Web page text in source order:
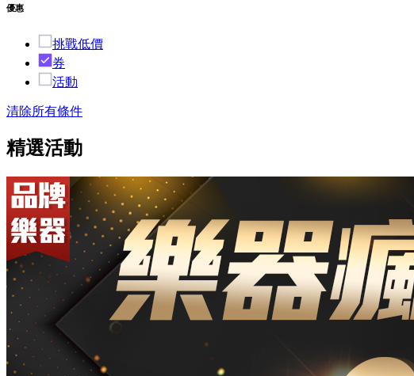
優惠
挑戰低價
券
活動
清除所有條件
精選活動